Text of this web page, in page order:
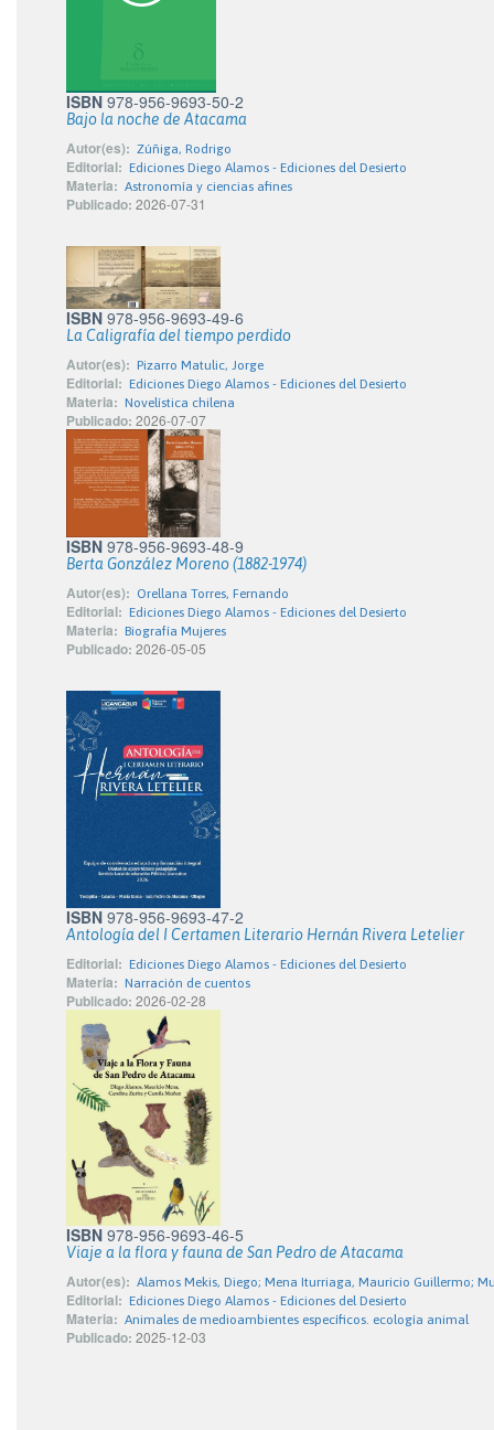
ISBN 978-956-9693-50-2
Bajo la noche de Atacama
Autor(es): Zúñiga, Rodrigo
Editorial: Ediciones Diego Alamos - Ediciones del Desierto
Materia: Astronomía y ciencias afines
Publicado: 2026-07-31
ISBN 978-956-9693-49-6
La Caligrafía del tiempo perdido
Autor(es): Pizarro Matulic, Jorge
Editorial: Ediciones Diego Alamos - Ediciones del Desierto
Materia: Novelística chilena
Publicado: 2026-07-07
ISBN 978-956-9693-48-9
Berta González Moreno (1882-1974)
Autor(es): Orellana Torres, Fernando
Editorial: Ediciones Diego Alamos - Ediciones del Desierto
Materia: Biografía Mujeres
Publicado: 2026-05-05
ISBN 978-956-9693-47-2
Antología del I Certamen Literario Hernán Rivera Letelier
Editorial: Ediciones Diego Alamos - Ediciones del Desierto
Materia: Narración de cuentos
Publicado: 2026-02-28
ISBN 978-956-9693-46-5
Viaje a la flora y fauna de San Pedro de Atacama
Autor(es): Alamos Mekis, Diego; Mena Iturriaga, Mauricio Guillermo;
Editorial: Ediciones Diego Alamos - Ediciones del Desierto
Materia: Animales de medioambientes específicos. ecología animal
Publicado: 2025-12-03